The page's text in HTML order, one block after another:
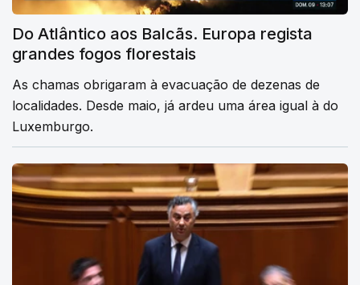
Do Atlântico aos Balcãs. Europa regista
grandes fogos florestais
As chamas obrigaram à evacuação de dezenas de
localidades. Desde maio, já ardeu uma área igual à do
Luxemburgo.